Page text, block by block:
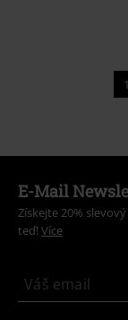
1
E-Mail
Získejte 20%
teď! Více